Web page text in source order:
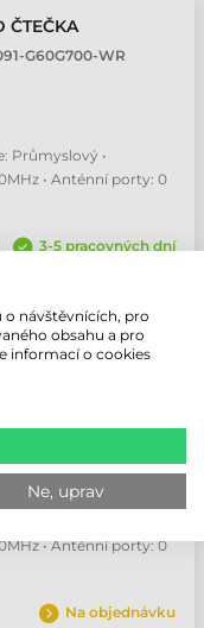
ČTEČKA
G60G700-WR
Průmyslový •
• Anténní porty: 0
3-5 pracovných dní
• Anténní porty: 0
Na objednávku
o návštěvnících, pro
obsahu a pro
informací o cookies
Ne, uprav